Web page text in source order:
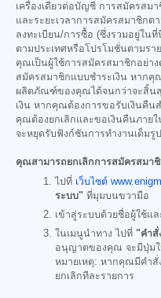
เครื่องเดียวต่อบัญชี การสมัครส
และระยะเวลาการสมัครสมาชิก
ลงทะเบียน/การซื้อ (ซึ่งรวมอยู่ใน
ตามประเทศหรือโปรโมชั่นตามรา
คุณเป็นผู้ใช้การสมัครสมาชิกอย่า
สมัครสมาชิกแบบชำระเงิน หากคุ
ผลิตภัณฑ์ของคุณได้จนกว่าจะสิ้นสุ
เงิน หากคุณต้องการขอรับเงินคืน
คุณต้องยกเลิกและขอเงินคืนภาย
จะหยุดรับฟังก์ชันการทำงานเต็มรู
คุณสามารถยกเลิกการสมัครสมา
ไปที่ เว็บไซต์
ระบบ" ที่มุมบนขวามือ
เข้าสู่ระบบด้วยชื่อผู้ใช้แ
ในเมนูนำทาง ไปที่ "คำ
อนุญาตของคุณ จะมีปุ่มใ
หมายเหตุ: หากคุณมีคำ
ยกเลิกทีละรายการ